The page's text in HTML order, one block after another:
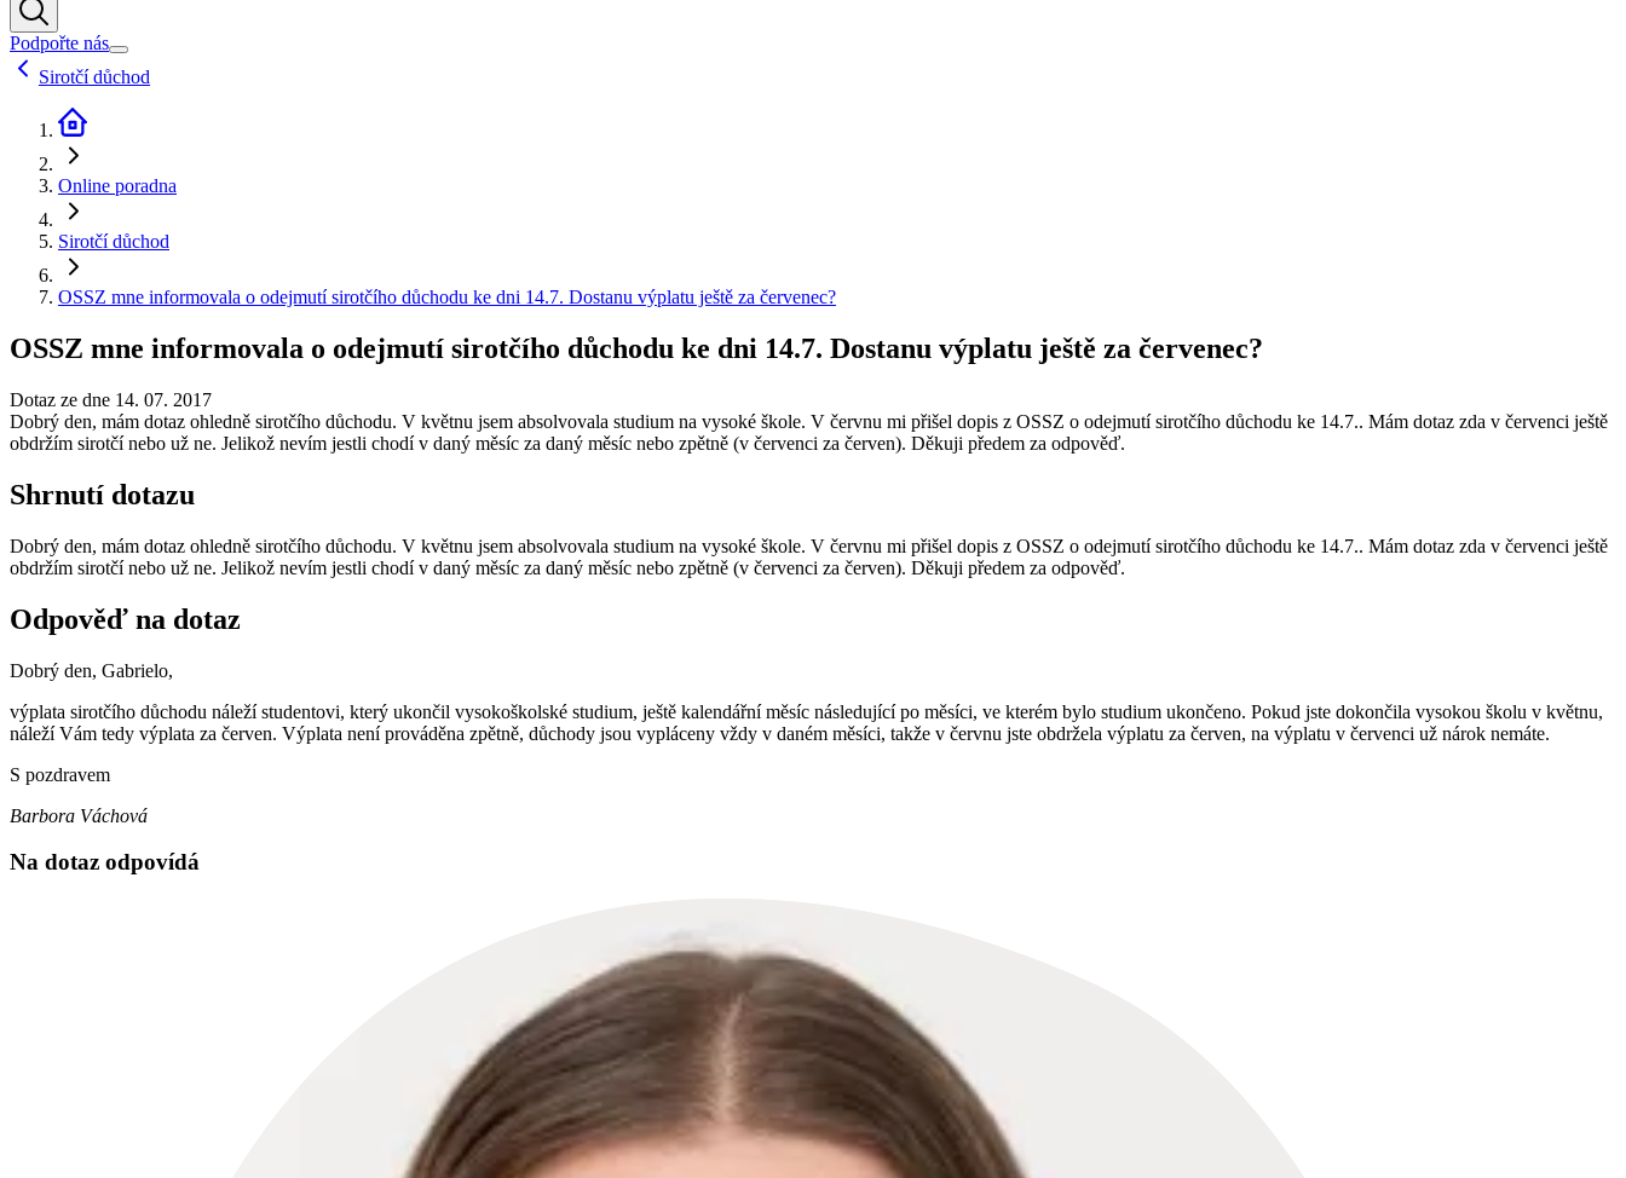
Podpořte nás
Sirotčí důchod
Online poradna
Sirotčí důchod
OSSZ mne informovala o odejmutí sirotčího důchodu ke dni 14.7. Dostanu výplatu ještě za červenec?
OSSZ mne informovala o odejmutí sirotčího důchodu ke dni 14.7. Dostanu výplatu ještě za červenec?
Dotaz ze dne 14. 07. 2017
Dobrý den, mám dotaz ohledně sirotčího důchodu. V květnu jsem absolvovala studium na vysoké škole. V červnu mi přišel dopis z OSSZ o odejmutí sirotčího důchodu ke 14.7.. Mám dotaz zda v červenci ještě
obdržím sirotčí nebo už ne. Jelikož nevím jestli chodí v daný měsíc za daný měsíc nebo zpětně (v červenci za červen). Děkuji předem za odpověď.
Shrnutí dotazu
Dobrý den, mám dotaz ohledně sirotčího důchodu. V květnu jsem absolvovala studium na vysoké škole. V červnu mi přišel dopis z OSSZ o odejmutí sirotčího důchodu ke 14.7.. Mám dotaz zda v červenci ještě
obdržím sirotčí nebo už ne. Jelikož nevím jestli chodí v daný měsíc za daný měsíc nebo zpětně (v červenci za červen). Děkuji předem za odpověď.
Odpověď na dotaz
Dobrý den, Gabrielo,
výplata sirotčího důchodu náleží studentovi, který ukončil vysokoškolské studium, ještě kalendářní měsíc následující po měsíci, ve kterém bylo studium ukončeno. Pokud jste dokončila vysokou školu v květnu,
náleží Vám tedy výplata za červen. Výplata není prováděna zpětně, důchody jsou vypláceny vždy v daném měsíci, takže v červnu jste obdržela výplatu za červen, na výplatu v červenci už nárok nemáte.
S pozdravem
Barbora Váchová
Na dotaz odpovídá